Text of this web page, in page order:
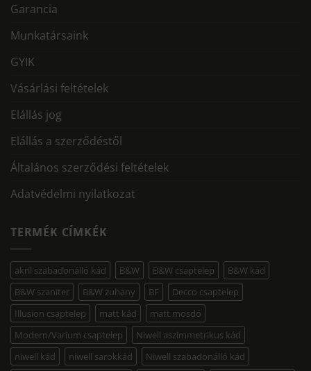
Garancia
Munkatársaink
GYIK
Vásárlási feltételek
Elállás jog
Elállás a szerződéstől
Általános szerződési feltételek
Adatvédelmi nyilatkozat
TERMÉK CÍMKÉK
akril szabadonálló kád B&W B&W csaptelep
B&W kád
B&W szaniter
B&W zuhany BF
Decco csaptelep
Illusion csaptelep
matt kád
matt mosdó
Modern/Varium csaptelep
Niwell aszimmetrikus kád
niwell kád
niwell sarokkád Niwell szabadonálló kád